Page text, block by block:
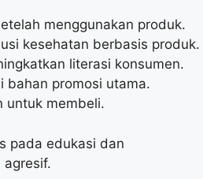
menggunakan produk.
kesehatan berbasis produk.
literasi konsumen.
bahan promosi utama.
untuk membeli.
pada edukasi dan